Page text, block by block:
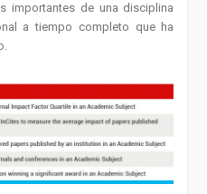
importantes de una disciplina
a tiempo completo que ha